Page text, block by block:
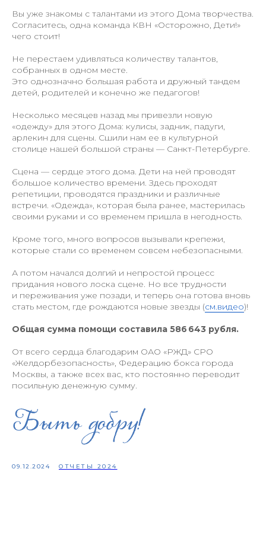
Вы уже знакомы с талантами из этого Дома творчества.
Согласитесь, одна команда КВН «Осторожно, Дети!»
чего стоит!
Не перестаем удивляться количеству талантов,
собранных в одном месте.
Это однозначно большая работа и дружный тандем
детей, родителей и конечно же педагогов!
Несколько месяцев назад мы привезли новую
«одежду» для этого Дома: кулисы, задник, падуги,
арлекин для сцены. Сшили нам ее в культурной
столице нашей большой страны — Санкт-Петербурге.
Сцена — сердце этого дома. Дети на ней проводят
большое количество времени. Здесь проходят
репетиции, проводятся праздники и различные
встречи. «Одежда», которая была ранее, мастерилась
своими руками и со временем пришла в негодность.
Кроме того, много вопросов вызывали крепежи,
которые стали со временем совсем небезопасными.
А потом начался долгий и непростой процесс
придания нового лоска сцене. Но все трудности
и переживания уже позади, и теперь она готова вновь
стать местом, где рождаются новые звезды (см.видео)!
Общая сумма помощи составила 586 643 рубля.
От всего сердца благодарим ОАО «РЖД» СРО
«Желдорбезопасность», Федерацию бокса города
Москвы, а также всех вас, кто постоянно переводит
посильную денежную сумму.
09.12.2024 ОТЧЕТЫ 2024